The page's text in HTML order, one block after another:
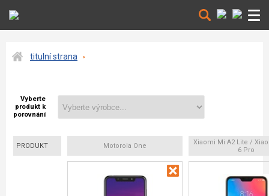
titulní strana
Vyberte
produkt k
porovnání
PRODUKT Motorola One
Xiaomi Mi A2 Lite /
6 Pro